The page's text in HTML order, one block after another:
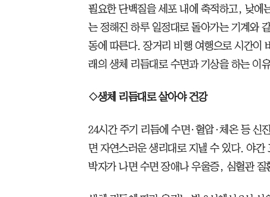
필요한 단백질을 세포 내에 축적하고, 낮에
는 정해진 하루 일정대로 돌아가는 기계와
동에 따른다. 장거리 비행 여행으로 시간이
래의 생체 리듬대로 수면과 기상을 하는 이
◇생체 리듬대로 살아야 건강
24시간 주기 리듬에 수면·혈압·체온 등 신
면 자연스러운 생리대로 지낼 수 있다. 야
박자가 나면 수면 장애나 우울증, 심혈관 질